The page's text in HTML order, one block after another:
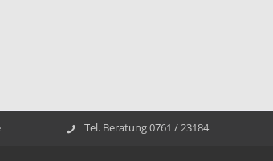
Tel. Beratung 0761 / 23184